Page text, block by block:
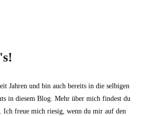
Jahren und bin auch bereits in die selbigen
in diesem Blog. Mehr über mich findest du
Ich freue mich riesig, wenn du mir auf den